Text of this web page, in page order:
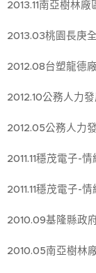
2013.11南亞樹林
2013.03桃園長庚
2012.08台塑龍德
2012.10公務人力
2012.05公務人力
2011.11穩茂電子-
2011.11穩茂電子-
2010.09基隆縣政
2010.05南亞樹林